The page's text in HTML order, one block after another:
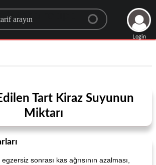
for a recipe
Login
Tart Kiraz Suyunun
Miktarı
sonrası kas ağrısının azalması,